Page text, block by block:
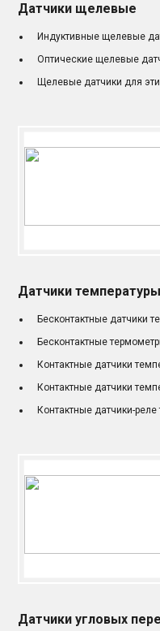
Датчики щелевые
Индуктивные щелевые
Оптические щелевые
Щелевые датчики для
Датчики
Бесконтактные датчики
Бесконтактные
Контактные датчики
Контактные датчики
Контактные датчики-реле
Датчики угловых